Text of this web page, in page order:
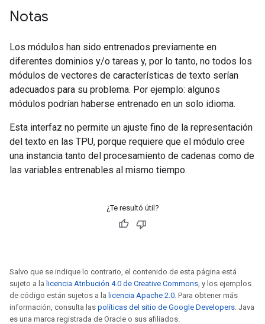
Notas
Los módulos han sido entrenados previamente en
diferentes dominios y/o tareas y, por lo tanto, no todos los
módulos de vectores de características de texto serían
adecuados para su problema. Por ejemplo: algunos
módulos podrían haberse entrenado en un solo idioma.
Esta interfaz no permite un ajuste fino de la representación
del texto en las TPU, porque requiere que el módulo cree
una instancia tanto del procesamiento de cadenas como de
las variables entrenables al mismo tiempo.
¿Te resultó útil?
Salvo que se indique lo contrario, el contenido de esta página está
sujeto a la licencia Atribución 4.0 de Creative Commons, y los ejemplos
de código están sujetos a la licencia Apache 2.0. Para obtener más
información, consulta las políticas del sitio de Google Developers. Java
es una marca registrada de Oracle o sus afiliados.